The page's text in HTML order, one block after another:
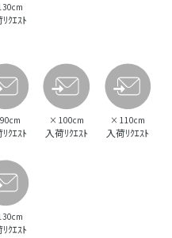
ﾘｸｴｽﾄ
90cm
ﾘｸｴｽﾄ
× 100cm
入荷ﾘｸｴｽﾄ
× 110cm
入荷ﾘｸｴｽﾄ
ﾘｸｴｽﾄ